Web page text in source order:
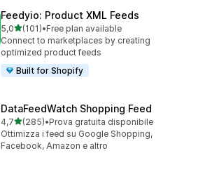
Feedyio: Product XML Feeds
5,0stelle su 5
(101)
101 recensioni totali
•Free plan available
Connect to marketplaces by creating
optimized product feeds
Built for Shopify
DataFeedWatch Shopping Feed
4,7stelle su 5
(285)
285 recensioni totali
•Prova gratuita disponibile
Ottimizza i feed su Google Shopping,
Facebook, Amazon e altro